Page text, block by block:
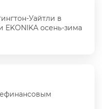
Уайтли в
осень-зима